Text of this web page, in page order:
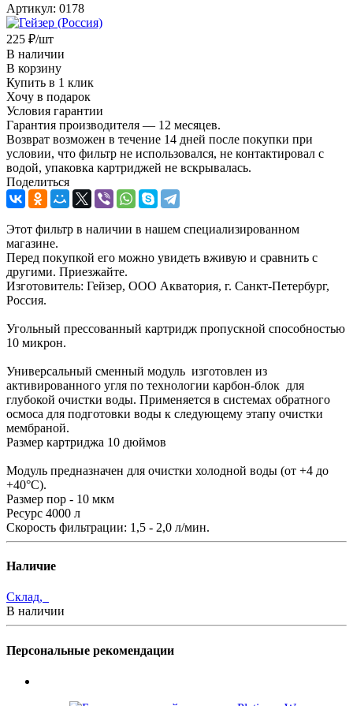
Артикул: 0178
225 ₽/шт
В наличии
В корзину
Купить в 1 клик
Хочу в подарок
Условия гарантии
Гарантия производителя — 12 месяцев.
Возврат возможен в течение 14 дней после покупки при
условии, что фильтр не использовался, не контактировал с
водой, упаковка картриджей не вскрывалась.
Поделиться
Этот фильтр в наличии в нашем специализированном
магазине.
Перед покупкой его можно увидеть вживую и сравнить с
другими. Приезжайте.
Изготовитель: Гейзер, ООО Акватория, г. Санкт-Петербург,
Россия.
Угольный прессованный картридж пропускной способностью
10 микрон.
Универсальный сменный модуль изготовлен из
активированного угля по технологии карбон-блок для
глубокой очистки воды. Применяется в системах обратного
осмоса для подготовки воды к следующему этапу очистки
мембраной.
Размер картриджа 10 дюймов
Модуль предназначен для очистки холодной воды (от +4 до
+40°С).
Размер пор - 10 мкм
Ресурс 4000 л
Скорость фильтрации: 1,5 - 2,0 л/мин.
Наличие
Склад,
В наличии
Персональные рекомендации